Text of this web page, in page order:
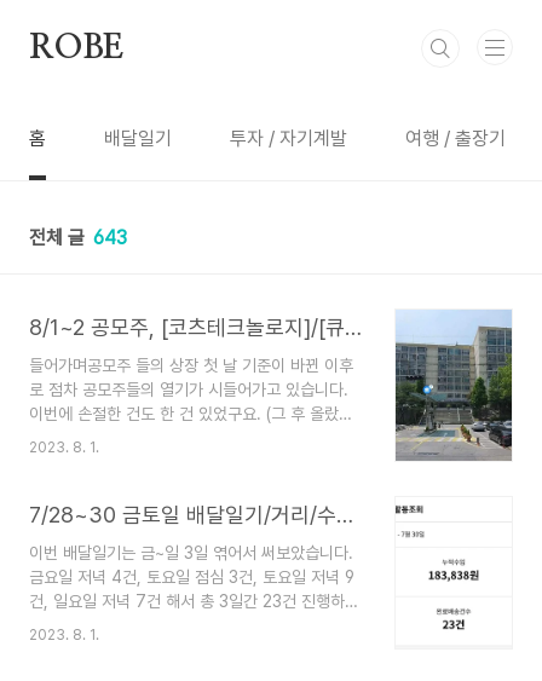
ROBE
홈 배달일기 투자 / 자기계발 여행 / 출장기
전체 글 643
8/1~2 공모주, [코츠테크놀로지]/[큐리옥스바이오시스템즈]
들어가며공모주 들의 상장 첫 날 기준이 바뀐 이후
로 점차 공모주들의 열기가 시들어가고 있습니다.
이번에 손절한 건도 한 건 있었구요. (그 후 올랐지
만) 그래도 인기좋은 건 건드려야하지 않을까 싶습
테크놀로지] - S급한국투자증권 / 하이투자증권에
요새 재미도 적고 피로해서, 균등 청약예정입니다.
[큐리옥스바이오시스템즈] - C급기관 반응이 저조
합니다. 패스하겠습니다. [코츠테크놀로지]청약 주
관사, 일정 및 공모가주관사 및 물량 비율 : 한국투
2023. 8. 1.
7/28~30 금토일 배달일기/거리/수익/시간/부릉프렌즈3건묶음배달
이번 배달일기는 금~일 3일 엮어서 써보았습니다.
금요일 저녁 4건, 토요일 점심 3건, 토요일 저녁 9
건, 일요일 저녁 7건 해서 총 3일간 23건 진행하였
습니다. 월요일은 쉬었습니다. 다리아파서.. 일자별
2023. 8. 1.